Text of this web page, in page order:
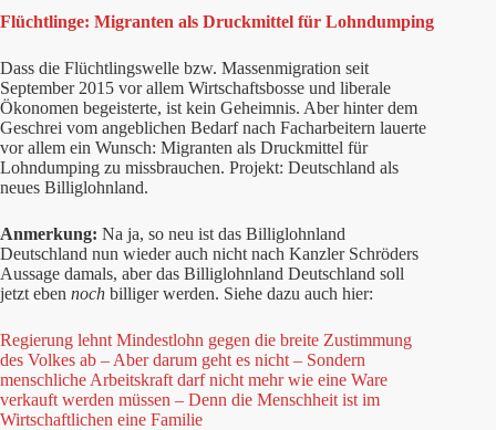
Flüchtlinge: Migranten als Druckmittel für Lohndumping
Dass die Flüchtlingswelle bzw. Massenmigration seit
September 2015 vor allem Wirtschaftsbosse und liberale
Ökonomen begeisterte, ist kein Geheimnis. Aber hinter dem
Geschrei vom angeblichen Bedarf nach Facharbeitern lauerte
vor allem ein Wunsch: Migranten als Druckmittel für
Lohndumping zu missbrauchen. Projekt: Deutschland als
neues Billiglohnland.
Anmerkung: Na ja, so neu ist das Billiglohnland
Deutschland nun wieder auch nicht nach Kanzler Schröders
Aussage damals, aber das Billiglohnland Deutschland soll
jetzt eben noch billiger werden. Siehe dazu auch hier:
Regierung lehnt Mindestlohn gegen die breite Zustimmung
des Volkes ab – Aber darum geht es nicht – Sondern
menschliche Arbeitskraft darf nicht mehr wie eine Ware
verkauft werden müssen – Denn die Menschheit ist im
Wirtschaftlichen eine Familie